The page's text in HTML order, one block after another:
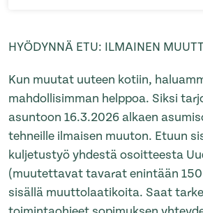
HYÖDYNNÄ ETU: ILMAINEN
Kun muutat uuteen kotiin,
mahdollisimman helppoa. Siksi
asuntoon 16.3.2026 alkaen
tehneille ilmaisen muuton. Etuun
kuljetustyö yhdestä osoitteesta
(muutettavat tavarat enintään
sisällä muuttolaatikoita. Saat